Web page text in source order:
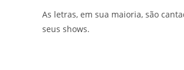
As letras, em sua maioria, são
seus shows.